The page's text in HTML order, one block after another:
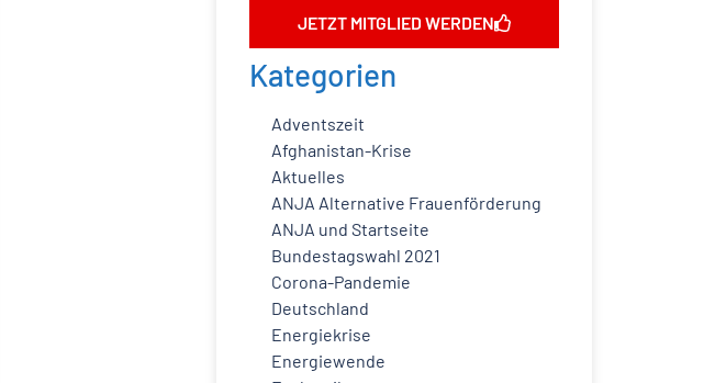
JETZT MITGLIED WERDEN
Kategorien
Adventszeit
Afghanistan-Krise
Aktuelles
ANJA Alternative Frauenförderung
ANJA und Startseite
Bundestagswahl 2021
Corona-Pandemie
Deutschland
Energiekrise
Energiewende